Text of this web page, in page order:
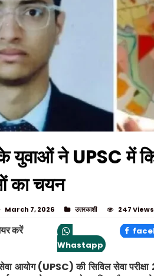
युवाओं ने UPSC में
का चयन
March 7, 2026 उत्तरकाशी 247 Views
करें
Whastapp
आयोग (UPSC) की सिविल सेवा